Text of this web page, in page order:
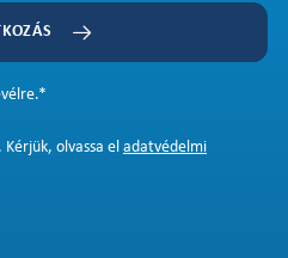
*
olvassa el adatvédelmi